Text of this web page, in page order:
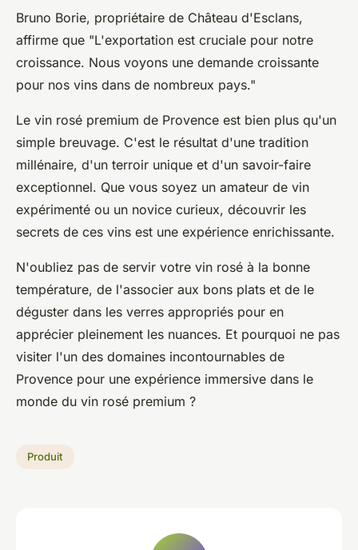
Bruno Borie, propriétaire de Château d'Esclans,
affirme que "L'exportation est cruciale pour notre
croissance. Nous voyons une demande croissante
pour nos vins dans de nombreux pays."
Le vin rosé premium de Provence est bien plus qu'un
simple breuvage. C'est le résultat d'une tradition
millénaire, d'un terroir unique et d'un savoir-faire
exceptionnel. Que vous soyez un amateur de vin
expérimenté ou un novice curieux, découvrir les
secrets de ces vins est une expérience enrichissante.
N'oubliez pas de servir votre vin rosé à la bonne
température, de l'associer aux bons plats et de le
déguster dans les verres appropriés pour en
apprécier pleinement les nuances. Et pourquoi ne pas
visiter l'un des domaines incontournables de
Provence pour une expérience immersive dans le
monde du vin rosé premium ?
Produit